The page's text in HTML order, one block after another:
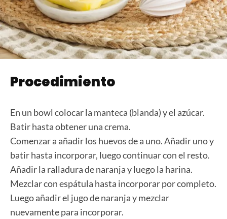
Procedimiento
En un bowl colocar la manteca (blanda) y el azúcar.
Batir hasta obtener una crema.
Comenzar a añadir los huevos de a uno. Añadir uno y
batir hasta incorporar, luego continuar con el resto.
Añadir la ralladura de naranja y luego la harina.
Mezclar con espátula hasta incorporar por completo.
Luego añadir el jugo de naranja y mezclar
nuevamente para incorporar.